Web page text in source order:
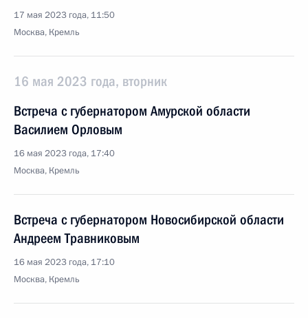
17 мая 2023 года, 11:50
Москва, Кремль
16 мая 2023 года, вторник
Встреча с губернатором Амурской области
Василием Орловым
16 мая 2023 года, 17:40
Москва, Кремль
Встреча с губернатором Новосибирской области
Андреем Травниковым
16 мая 2023 года, 17:10
Москва, Кремль